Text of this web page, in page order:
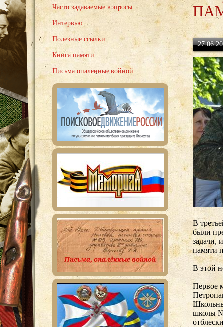
Часто задаваемые вопросы
Интервью
Полезные ссылки
Книга памяти
Письма опалённые войной
В
были
задачи,
памяти
В этой
Первое
школы №